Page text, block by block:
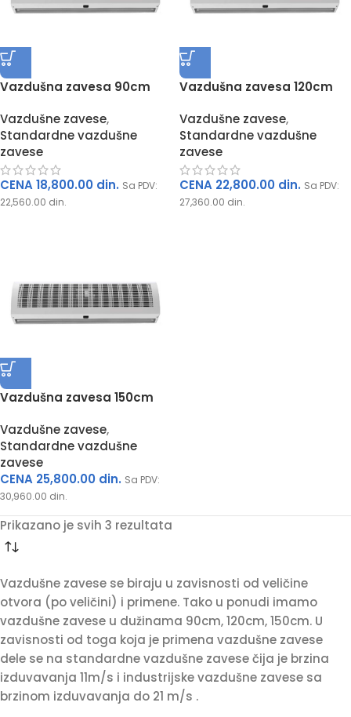
Vazdušna zavesa 90cm
Vazdušne zavese,
Standardne vazdušne
zavese
CENA18,800.00 din. Sa PDV:
22,560.00 din.
Vazdušna zavesa 120cm
Vazdušne zavese,
Standardne vazdušne
zavese
CENA 22,800.00 din. Sa PDV:
27,360.00 din.
Vazdušna zavesa 150cm
Vazdušne zavese,
Standardne vazdušne
zavese
CENA 25,800.00 din. Sa PDV:
30,960.00 din.
Prikazano je svih 3 rezultata
Vazdušne zavese se biraju u zavisnosti od veličine
otvora (po veličini) i primene. Tako u ponudi imamo
vazdušne zavese u dužinama 90cm, 120cm, 150cm. U
zavisnosti od toga koja je primena vazdušne zavese
dele se na standardne vazdušne zavese čija je brzina
izduvavanja 11m/s i industrijske vazdušne zavese sa
brzinom izduvavanja do 21 m/s .